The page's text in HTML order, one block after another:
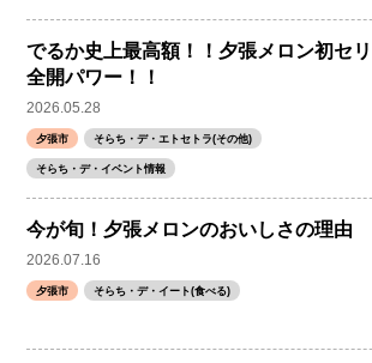
でるか史上最高額！！夕張メロン初セリ
全開パワー！！
2026.05.28
夕張市 そらち・デ・エトセトラ(その他)
そらち・デ・イベント情報
今が旬！夕張メロンのおいしさの理由
2026.07.16
夕張市 そらち・デ・イート(食べる)